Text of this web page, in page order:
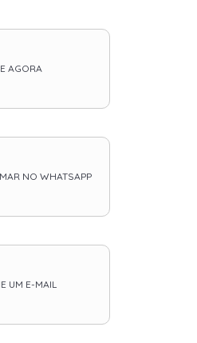
AGORA
NO WHATSAPP
UM E-MAIL